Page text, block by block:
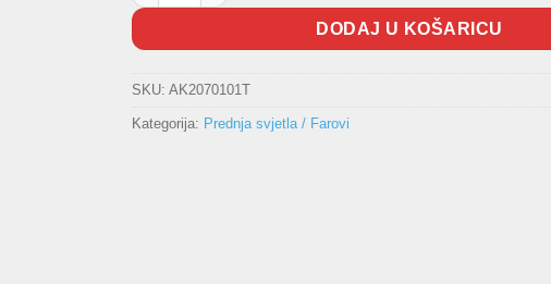
DODAJ U KOŠARICU
SKU: AK2070101T
Kategorija: Prednja svjetla / Farovi